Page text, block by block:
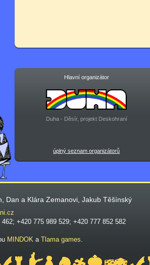
Hlavní organizátor
Duha - Děsír, projekt Deskohraní
úplný seznam organizátorů
Dan a Klára Zemanovi, Jakub Těšínský
+420 775 989 529; +420 777 852 582
MINDOK a Tlama games.